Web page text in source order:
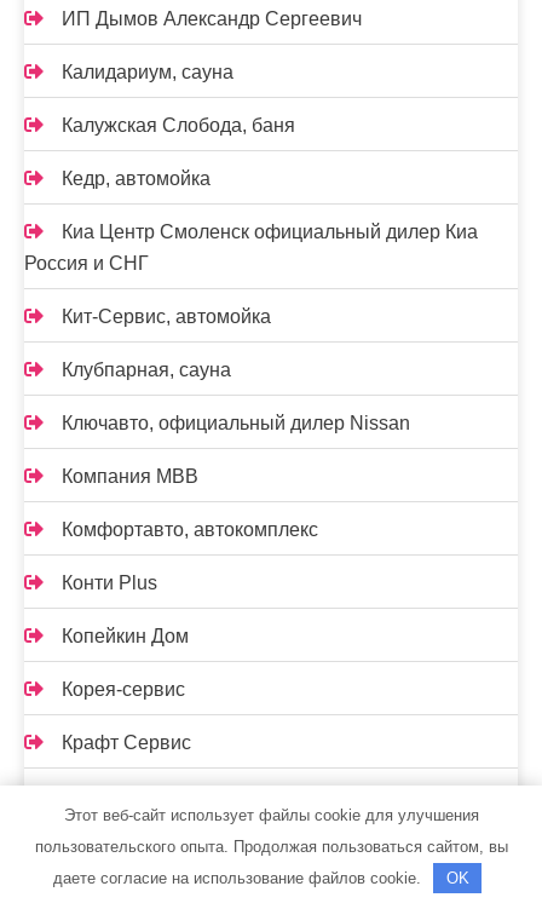
ИП Дымов Александр Сергеевич
Калидариум, сауна
Калужская Слобода, баня
Кедр, автомойка
Киа Центр Смоленск официальный дилер Киа
Россия и СНГ
Кит-Сервис, автомойка
Клубпарная, сауна
Ключавто, официальный дилер Nissan
Компания МВВ
Комфортавто, автокомплекс
Конти Plus
Копейкин Дом
Корея-сервис
Крафт Сервис
Крымпромсервис
Этот веб-сайт использует файлы cookie для улучшения
пользовательского опыта. Продолжая пользоваться сайтом, вы
даете согласие на использование файлов cookie.
OK